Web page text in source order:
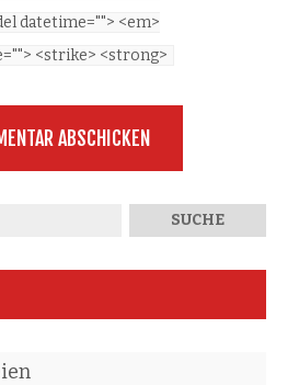
datetime=""> <em>
<strike> <strong>